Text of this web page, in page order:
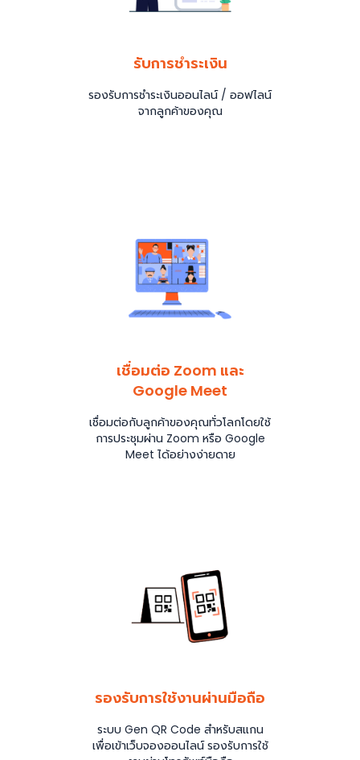
รับการชำระเงิน
รองรับการชำระเงินออนไลน์ / ออฟไลน์
จากลูกค้าของคุณ
เชื่อมต่อ Zoom และ
Google Meet
เชื่อมต่อกับลูกค้าของคุณทั่วโลกโดยใช้
การประชุมผ่าน Zoom หรือ Google
Meet ได้อย่างง่ายดาย
รองรับการใช้งานผ่านมือถือ
ระบบ Gen QR Code สำหรับสแกน
เพื่อเข้าเว็บจองออนไลน์ รองรับการใช้